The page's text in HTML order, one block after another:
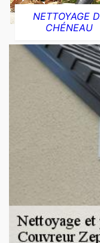
NETTOYAGE
CHÉNEAU